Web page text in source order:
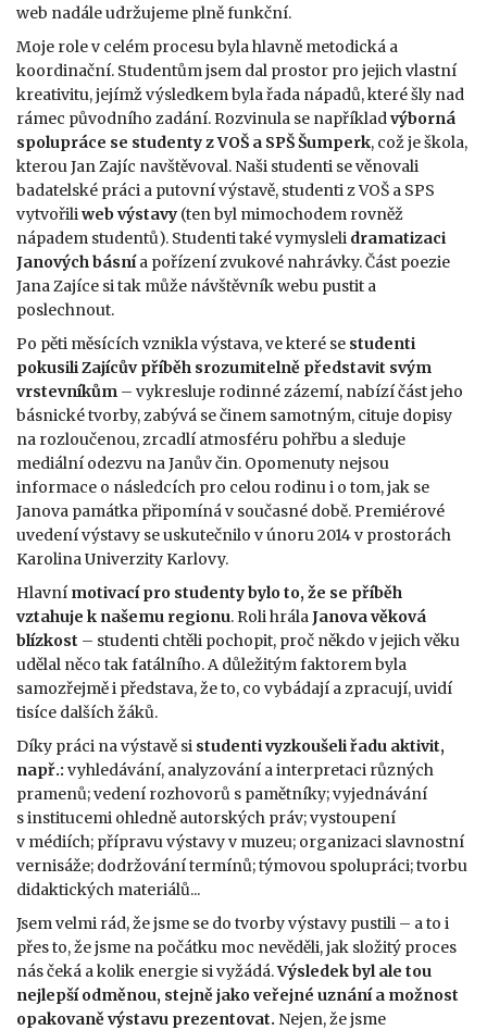
web nadále udržujeme plně funkční.
Moje role v celém procesu byla hlavně metodická a
koordinační. Studentům jsem dal prostor pro jejich vlastní
kreativitu, jejímž výsledkem byla řada nápadů, které šly nad
rámec původního zadání. Rozvinula se napříkladvýborná
spolupráce se studenty z VOŠ a SPŠ Šumperk, což je škola,
kterou Jan Zajíc navštěvoval. Naši studenti se věnovali
badatelské práci a putovní výstavě, studenti z VOŠ a SPS
vytvořiliweb výstavy (ten byl mimochodem rovněž
nápadem studentů). Studenti také vymysleli dramatizaci
Janových básnía pořízení zvukové nahrávky. Část poezie
Jana Zajíce si tak může návštěvník webu pustit a
poslechnout.
Po pěti měsících vznikla výstava, ve které se studenti
pokusili Zajícův příběh srozumitelně představit svým
vrstevníkům – vykresluje rodinné zázemí, nabízí část jeho
básnické tvorby, zabývá se činem samotným, cituje dopisy
na rozloučenou, zrcadlí atmosféru pohřbu a sleduje
mediální odezvu na Janův čin. Opomenuty nejsou
informace o následcích pro celou rodinu i o tom, jak se
Janova památka připomíná v současné době. Premiérové
uvedení výstavy se uskutečnilo v únoru 2014 v prostorách
Karolina Univerzity Karlovy.
Hlavní motivací pro studenty bylo to, že se příběh
vztahuje k našemu regionu. Roli hrálaJanova věková
blízkost – studenti chtěli pochopit, proč někdo v jejich věku
udělal něco tak fatálního. A důležitým faktorem byla
samozřejmě i představa, že to, co vybádají a zpracují, uvidí
tisíce dalších žáků.
Díky práci na výstavě si studenti vyzkoušeli řadu aktivit,
např.: vyhledávání, analyzování a interpretaci různých
pramenů; vedení rozhovorů s pamětníky; vyjednávání
s institucemi ohledně autorských práv; vystoupení
v médiích; přípravu výstavy v muzeu; organizaci slavnostní
vernisáže; dodržování termínů; týmovou spolupráci; tvorbu
didaktických materiálů...
Jsem velmi rád, že jsme se do tvorby výstavy pustili – a to i
přes to, že jsme na počátku moc nevěděli, jak složitý proces
nás čeká a kolik energie si vyžádá.Výsledek byl ale tou
nejlepší odměnou, stejně jako veřejné uznání a možnost
opakovaně výstavu prezentovat. Nejen, že jsme